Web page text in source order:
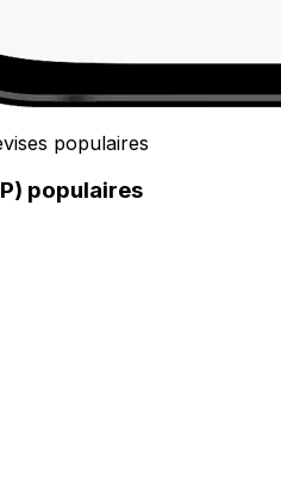
populaires
populaires